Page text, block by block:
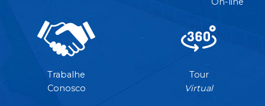
Trabalhe
Conosco
Tour
Virtual